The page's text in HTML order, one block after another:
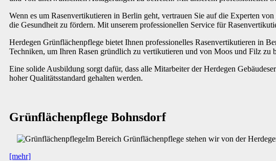
Wenn es um Rasenvertikutieren in Berlin geht, vertrauen Sie auf die Experten
die Gesundheit zu fördern. Mit unserem professionellen Service für
Herdegen Grünflächenpflege bietet Ihnen professionelles Rasenvertikutieren in
Techniken, um Ihren Rasen gründlich zu vertikutieren und von Moos und Filz zu
Eine solide Ausbildung sorgt dafür, dass alle Mitarbeiter der Herdegen
hoher Qualitätsstandard gehalten werden.
Grünflächenpflege Bohnsdorf
Im Bereich Grünflächenpflege stehen wir von der
[mehr]